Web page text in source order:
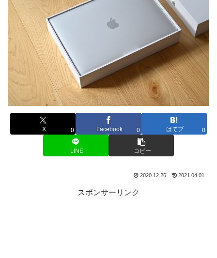
X 0 Facebook 0 はてブ 0
LINE コピー
2020.12.26 2021.04.01
スポンサーリンク